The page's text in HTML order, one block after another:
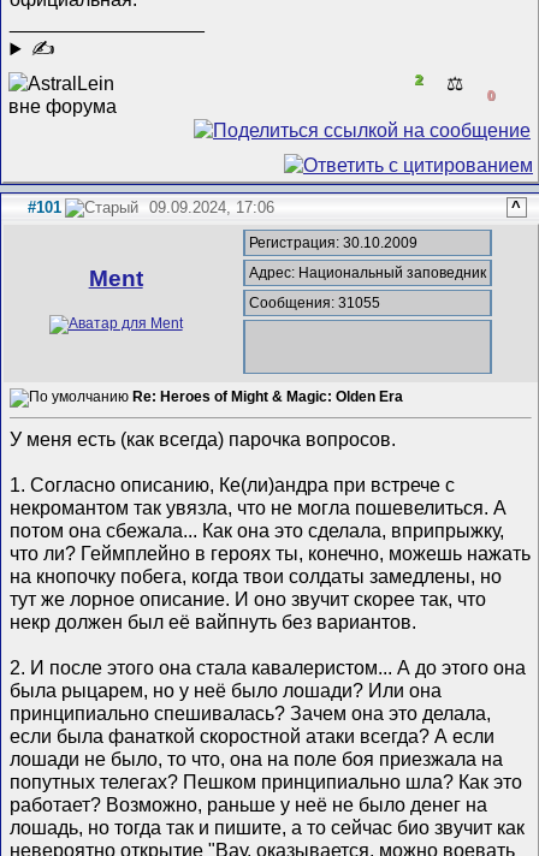
✍
2 ⚖️
0
#101 09.09.2024, 17:06 ^
Ment
Регистрация: 30.10.2009
Адрес: Национальный заповедник
Сообщения: 31055
Re: Heroes of Might & Magic: Olden Era
У меня есть (как всегда) парочка вопросов.
1. Согласно описанию, Ке(ли)андра при встрече с
некромантом так увязла, что не могла пошевелиться. А
потом она сбежала... Как она это сделала, вприпрыжку,
что ли? Геймплейно в героях ты, конечно, можешь нажать
на кнопочку побега, когда твои солдаты замедлены, но
тут же лорное описание. И оно звучит скорее так, что
некр должен был её вайпнуть без вариантов.
2. И после этого она стала кавалеристом... А до этого она
была рыцарем, но у неё было лошади? Или она
принципиально спешивалась? Зачем она это делала,
если была фанаткой скоростной атаки всегда? А если
лошади не было, то что, она на поле боя приезжала на
попутных телегах? Пешком принципиально шла? Как это
работает? Возможно, раньше у неё не было денег на
лошадь, но тогда так и пишите, а то сейчас био звучит как
невероятно открытие "Вау, оказывается, можно воевать